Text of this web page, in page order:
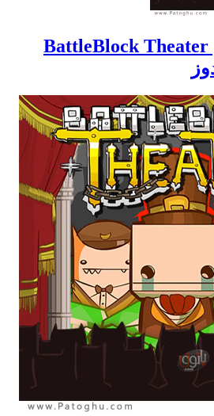
دانلود بازی اکشن BattleBlock Theater